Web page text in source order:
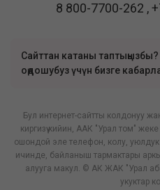
8 800-7700-262 ,
Сайттан катаны
оңдошубуз үчүн бизге
Бул интернет-сайтты колдонуу
киргизүү кийин, ААК "Урал том"
ошондой эле телефон, колу,
ичинде, байланыш тармактары
алууга макул. © АК ЖАК "Урал
укуктар